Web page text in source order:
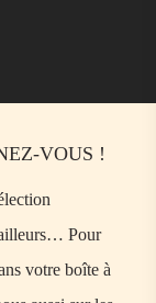
VOUS !
ailleurs… Pour
votre boîte à